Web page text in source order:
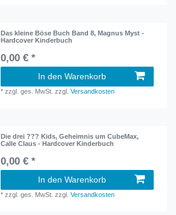
Das kleine Böse Buch Band 8, Magnus Myst -
Hardcover Kinderbuch
0,00 € *
In den Warenkorb
*zzgl. ges. MwSt. zzgl.Versandkosten
Die drei ??? Kids, Geheimnis um CubeMax,
Calle Claus - Hardcover Kinderbuch
0,00 € *
In den Warenkorb
*zzgl. ges. MwSt. zzgl.Versandkosten